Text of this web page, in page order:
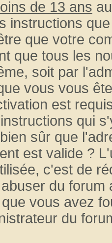
de 13 ans
instructions
que votre
que tous les
soit par
vous vous
est
qui
sûr que
est valide ?
c'est de
du
vous avez
du